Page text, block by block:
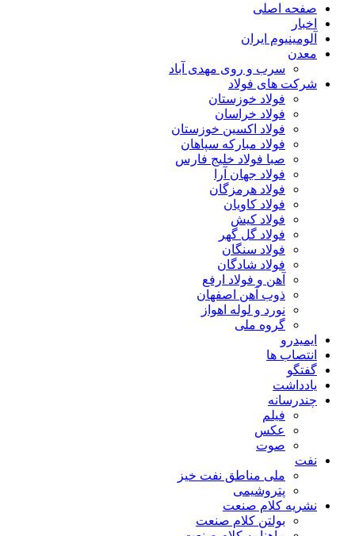
صفحه اصلی
اخبار
آلومینیوم ایران
معدن
سرب و روی مهدی آباد
شرکت های فولاد
فولاد خوزستان
فولاد خراسان
فولاد اکسین خوزستان
فولاد مبارکه سپاهان
صبا فولاد خلیج فارس
فولاد جهان آرا
فولاد هرمزگان
فولاد کاویان
فولاد کیش
فولاد گل گهر
فولاد سنگان
فولاد شادگان
آهن و فولاد ارفع
ذوب آهن اصفهان
نورد و لوله اهواز
گروه ملی
ایمیدرو
انتصاب ها
گفتگو
یادداشت
چندرسانه
فیلم
عکس
صوت
نفت
ملی مناطق نفت خیز
پتروشیمی
نشریه کلام صنعت
بولتن کلام صنعت